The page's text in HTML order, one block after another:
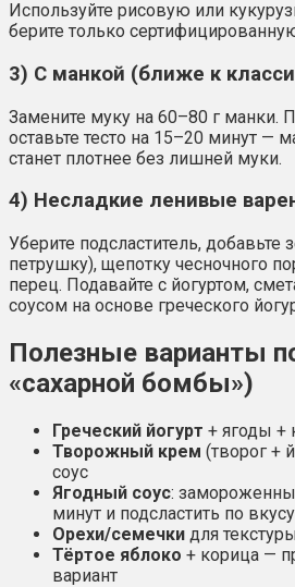
Используйте рисовую или
берите только
3) С манкой (ближе к
Замените муку на 60–80 г манки.
оставьте тесто на 15–20 минут —
станет плотнее без лишней муки.
4) Несладкие ленивые
Уберите подсластитель, добавьте
петрушку), щепотку чесночного
перец. Подавайте с йогуртом,
соусом на основе греческого
Полезные варианты
«сахарной бомбы»)
Греческий йогурт + ягоды +
Творожный крем (творог +
соус
Ягодный соус:
минут и подсластить по вкусу
Орехи/семечки для
Тёртое яблоко + корица —
вариант